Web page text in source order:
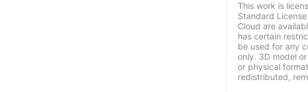
This work is
Standard
Cloud are
has certain
be used for any
only. 3D model
or physical
redistributed,